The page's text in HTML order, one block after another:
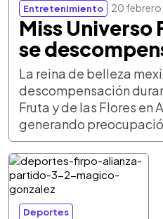
Entretenimiento 20
Miss Universo
se
La reina de belleza
descompensación
Fruta y de las Flores en
generando
Deportes